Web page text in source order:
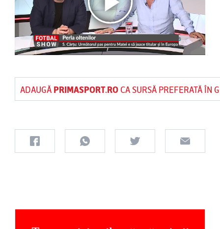
ADAUGĂ PRIMASPORT.ROCA SURSĂ PREFERATĂ ÎN